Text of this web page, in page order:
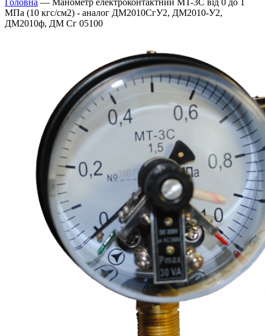
МПа (10 кгс/см2) - аналог ДМ2010СгУ2, ДМ2010-У2,
ДМ2010ф, ДМ Сг 05100